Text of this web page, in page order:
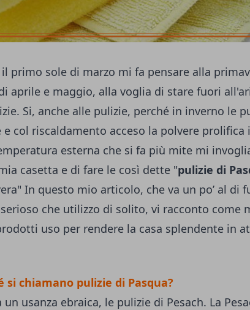
primo sole di marzo mi fa pensare alla
aprile e maggio, alla voglia di stare fuori
Si, anche alle pulizie, perché in inverno le
col riscaldamento acceso la polvere prolifica
esterna che si fa più mite mi
casetta e di fare le così dette "pulizie di
In questo mio articolo, che va un po’ al di
che utilizzo di solito, vi racconto come
uso per rendere la casa splendente in
si chiamano pulizie di Pasqua?
usanza ebraica, le pulizie di Pesach. La